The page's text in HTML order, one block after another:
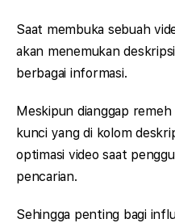
Saat membuka sebuah
akan menemukan
berbagai informasi.
Meskipun dianggap
kunci yang di kolom
optimasi video saat
pencarian.
Sehingga penting bagi